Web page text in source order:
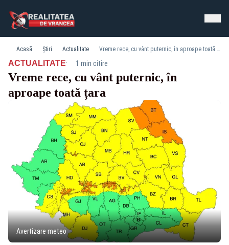
Acasă Știri Actualitate Vreme rece, cu vânt puternic, în aproape toată țara
ACTUALITATE· 1 min citire
Vreme rece, cu vânt puternic, în
aproape toată țara
Avertizare meteo